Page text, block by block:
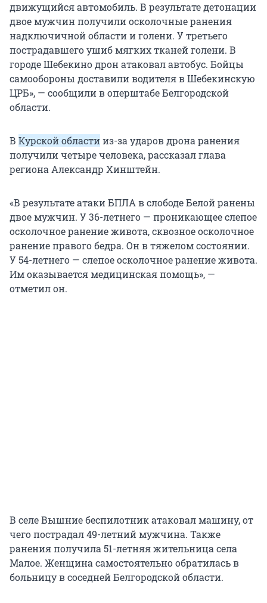
движущийся автомобиль. В результате детонации
двое мужчин получили осколочные ранения
надключичной области и голени. У третьего
пострадавшего ушиб мягких тканей голени. В
городе Шебекино дрон атаковал автобус. Бойцы
самообороны доставили водителя в Шебекинскую
ЦРБ», — сообщили в оперштабе Белгородской
области.
В Курской областииз-за ударов дрона ранения
получили четыре человека, рассказал глава
региона Александр Хинштейн.
«В результате атаки БПЛА в слободе Белой ранены
двое мужчин. У 36-летнего — проникающее слепое
осколочное ранение живота, сквозное осколочное
ранение правого бедра. Он в тяжелом состоянии.
У 54-летнего — слепое осколочное ранение живота.
Им оказывается медицинская помощь», —
отметил он.
В селе Вышние беспилотник атаковал машину, от
чего пострадал 49-летний мужчина. Также
ранения получила 51-летняя жительница села
Малое. Женщина самостоятельно обратилась в
больницу в соседней Белгородской области.